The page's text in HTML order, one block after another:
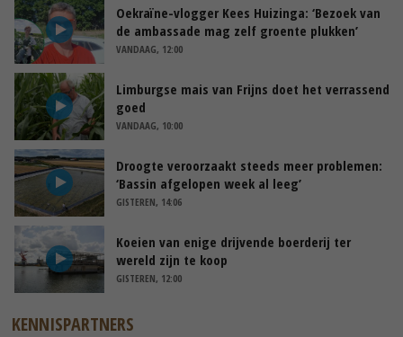
Oekraïne-vlogger Kees Huizinga: ‘Bezoek van
de ambassade mag zelf groente plukken’
VANDAAG, 12:00
Limburgse mais van Frijns doet het verrassend
goed
VANDAAG, 10:00
Droogte veroorzaakt steeds meer problemen:
‘Bassin afgelopen week al leeg’
GISTEREN, 14:06
Koeien van enige drijvende boerderij ter
wereld zijn te koop
GISTEREN, 12:00
KENNISPARTNERS